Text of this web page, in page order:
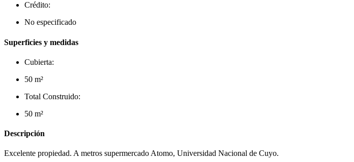
Crédito:
No especificado
Superficies y medidas
Cubierta:
50 m²
Total Construido:
50 m²
Descripción
Excelente propiedad. A metros supermercado Atomo, Universidad Nacional de Cuyo.